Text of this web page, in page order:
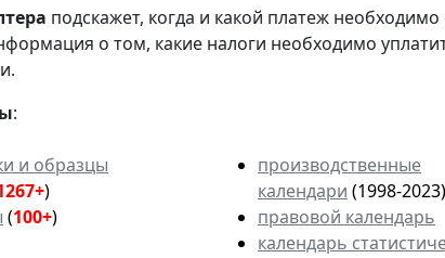
подскажет, когда и какой платеж
о том, какие налоги необходимо
:
и образцы
)
(100+)
производственные
календари (1998-2023)
правовой календарь
календарь